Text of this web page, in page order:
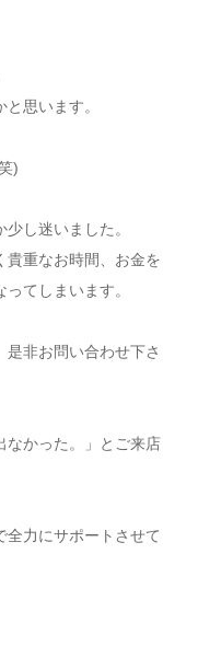
思います。
)
し迷いました。
貴重なお時間、お金を
てしまいます。
非お問い合わせ下さ
なかった。」とご来店
全力にサポートさせて